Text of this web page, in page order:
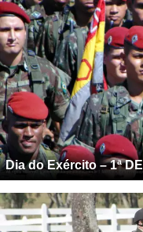
Dia do Exército – 1ª DE